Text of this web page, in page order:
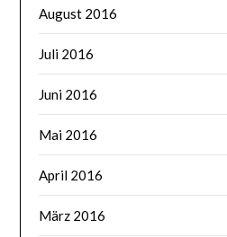
August 2016
Juli 2016
Juni 2016
Mai 2016
April 2016
März 2016